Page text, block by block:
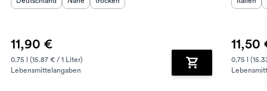
hinzufügen
11,90 €
0.75 l (15.87 € / 1 Liter)
Lebensmittelangaben
Zum Warenkorb
11,50
0.75 l